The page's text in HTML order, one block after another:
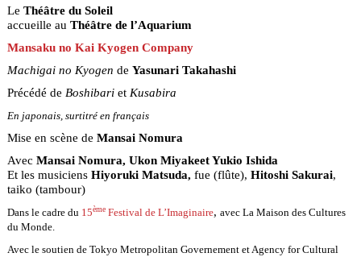
Le Théâtre du Soleil
accueille au Théâtre de l’Aquarium
Mansaku no Kai Kyogen Company
Machigai no Kyogen de Yasunari Takahashi
Précédé de Boshibariet Kusabira
En japonais, surtitré en français
Mise en scène de Mansai Nomura
Avec Mansai Nomura, Ukon Miyakeet Yukio Ishida
Et les musiciens Hiyoruki Matsuda, fue (flûte), Hitoshi Sakurai,
taiko (tambour)
Dans le cadre du 15èmeFestival de L’Imaginaire, avec La Maison des Cultures
du Monde.
Avec le soutien de Tokyo Metropolitan Governement et Agency for Cultural